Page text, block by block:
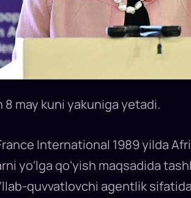
may kuni yakuniga yetadi.
International 1989 yilda
yo‘lga qo‘yish maqsadida
quvvatlovchi agentlik